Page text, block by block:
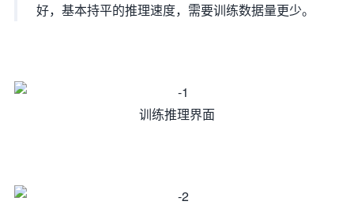
好，基本持平的推理速度，需要训练数据量更少。
训练推理界面